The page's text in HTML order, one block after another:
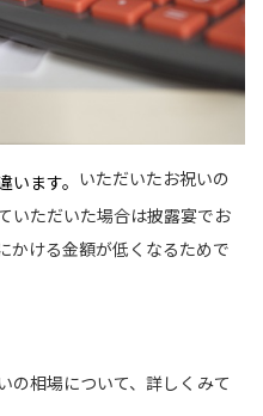
ます。 いただいたお祝いの
いただいた場合は披露宴でお
かける金額が低くなるためで
の相場について、詳しくみて